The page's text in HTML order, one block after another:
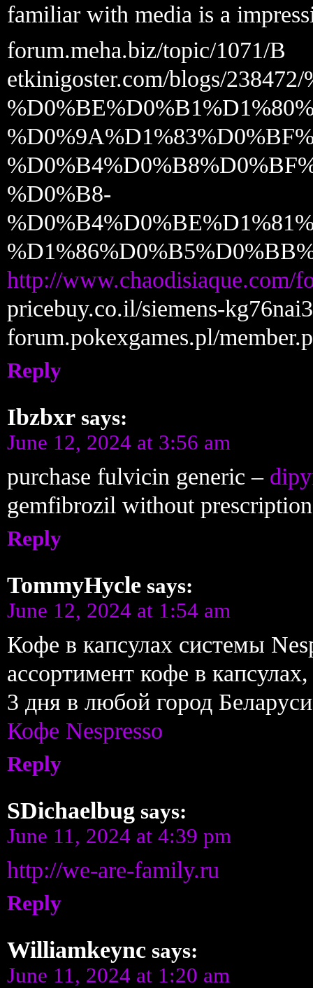
familiar with media is a
forum.meha.biz/topic/1071/В
etkinigoster.com/blogs/
%D0%B8-
http://
pricebuy.co.il/siemens-
forum.pokexgames.pl/
Reply
Ibzbxr says:
June 12, 2024 at 3:56 am
purchase fulvicin generic –
gemfibrozil without prescription
Reply
TommyHycle says:
June 12, 2024 at 1:54 am
Кофе в капсулах системы
ассортимент кофе в
3 дня в любой город
Кофе Nespresso
Reply
SDichaelbug says:
June 11, 2024 at 4:39 pm
http://we-are-family.ru
Reply
Williamkeync says:
June 11, 2024 at 1:20 am